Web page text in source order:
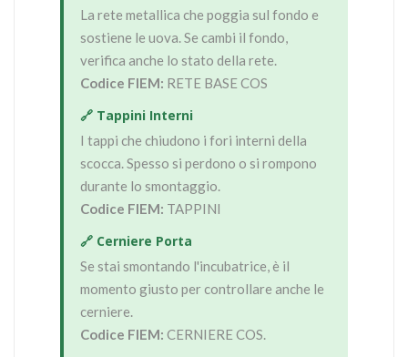
La rete metallica che poggia sul fondo e
sostiene le uova. Se cambi il fondo,
verifica anche lo stato della rete.
Codice FIEM: RETE BASE COS
🔗 Tappini Interni
I tappi che chiudono i fori interni della
scocca. Spesso si perdono o si rompono
durante lo smontaggio.
Codice FIEM: TAPPINI
🔗 Cerniere Porta
Se stai smontando l'incubatrice, è il
momento giusto per controllare anche le
cerniere.
Codice FIEM: CERNIERE COS.